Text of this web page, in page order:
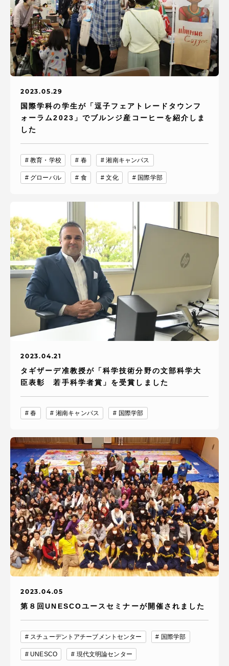
2023.05.29
国際学科の学生が「逗子フェアトレードタウンフ
ォーラム2023」でブルンジ産コーヒーを紹介しま
した
教育・学校 春 湘南キャンパス
グローバル 食 文化 国際学部
2023.04.21
タギザーデ准教授が「科学技術分野の文部科学大
臣表彰 若手科学者賞」を受賞しました
春 湘南キャンパス 国際学部
2023.04.05
第８回UNESCOユースセミナーが開催されました
スチューデントアチーブメントセンター 国際学部
UNESCO 現代文明論センター